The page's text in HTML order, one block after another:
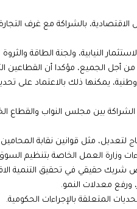
بالشراكة مع غرف التجارة
النيابية، ولجنة الطاقة والثروة
الجميع، مؤكدا أن القطاعين
يمكنها ذلك بالاعتماد على
بين مجلس النواب والقطاع
مثل قوانين نقابة
وزارة العمل الخاصة بتنظيم
شريك حقيقي في تحقيق التنمية
ورفع معدلات النمو.
المتعلقة بالإجراءات الحكومية.